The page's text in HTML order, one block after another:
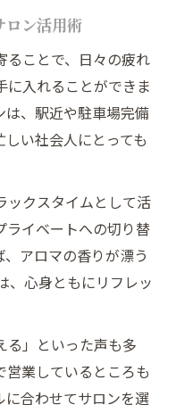
ロン活用術
ることで、日々の疲れ
に入れることができま
は、駅近や駐車場完備
い社会人にとっても
ックスタイムとして活
ライベートへの切り替
アロマの香りが漂う
、心身ともにリフレッ
る」といった声も多
営業しているところも
に合わせてサロンを選